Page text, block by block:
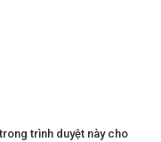
trình duyệt này cho